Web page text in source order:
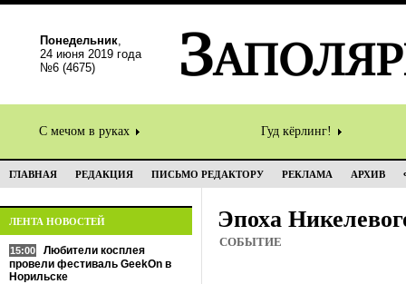
Понедельник,
24 июня 2019 года
№6 (4675)
С мечом в руках Гуд кёрлинг!
ГЛАВНАЯ РЕДАКЦИЯ ПИСЬМО РЕДАКТОРУ РЕКЛАМА АРХИВ
ЛЕНТА НОВОСТЕЙ
15:00
Любители косплея
провели фестиваль GeekOn в
Норильске
Эпоха
СОБЫТИЕ